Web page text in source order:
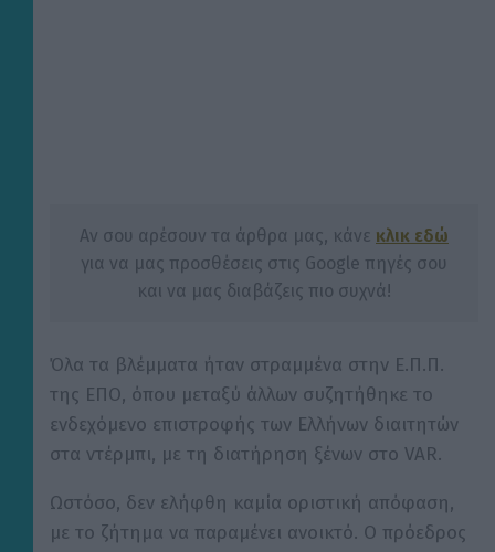
Αν σου αρέσουν τα άρθρα μας, κάνε κλικ εδώ
για να μας προσθέσεις στις Google πηγές σου
και να μας διαβάζεις πιο συχνά!
Όλα τα βλέμματα ήταν στραμμένα στην Ε.Π.Π.
της ΕΠΟ, όπου μεταξύ άλλων συζητήθηκε το
ενδεχόμενο επιστροφής των Ελλήνων διαιτητών
στα ντέρμπι, με τη διατήρηση ξένων στο VAR.
Ωστόσο, δεν ελήφθη καμία οριστική απόφαση,
με το ζήτημα να παραμένει ανοικτό. Ο πρόεδρος